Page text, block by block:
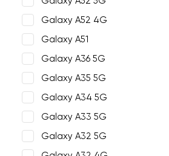
Galaxy A52 4G
Galaxy A51
Galaxy A36 5G
Galaxy A35 5G
Galaxy A34 5G
Galaxy A33 5G
Galaxy A32 5G